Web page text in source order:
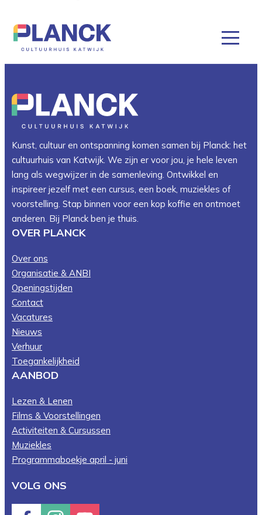
Kunst, cultuur en ontspanning komen samen bij Planck: het
cultuurhuis van Katwijk. We zijn er voor jou, je hele leven
lang als wegwijzer in de samenleving. Ontwikkel en
inspireer jezelf met een cursus, een boek, muziekles of
voorstelling. Stap binnen voor een kop koffie en ontmoet
anderen. Bij Planck ben je thuis.
OVER PLANCK
Over ons
Organisatie & ANBI
Openingstijden
Contact
Vacatures
Nieuws
Verhuur
Toegankelijkheid
AANBOD
Lezen & Lenen
Films & Voorstellingen
Activiteiten & Cursussen
Muziekles
Programmaboekje april - juni
VOLG ONS